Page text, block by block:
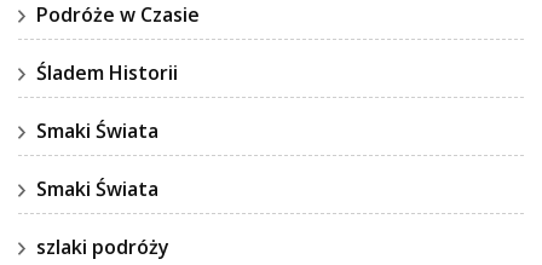
Podróże w Czasie
Śladem Historii
Smaki Świata
Smaki Świata
szlaki podróży